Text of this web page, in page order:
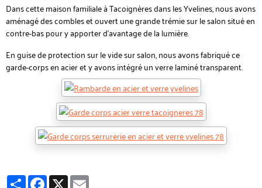
Dans cette maison familiale à Tacoignères dans les Yvelines, nous avons
aménagé des combles et ouvert une grande trémie sur le salon situé en
contre-bas pour y apporter d'avantage de la lumière.
En guise de protection sur le vide sur salon, nous avons fabriqué ce
garde-corps en acier et y avons intégré un verre laminé transparent.
PartagerFacebook
X